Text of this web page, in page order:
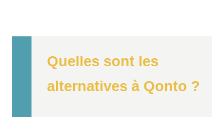
ligne ou néobanque.
Quelles sont les
alternatives à Qonto ?